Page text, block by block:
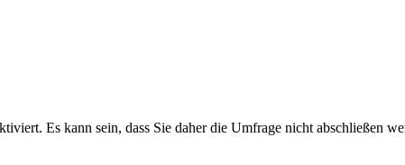
Es kann sein, dass Sie daher die Umfrage nicht abschließen